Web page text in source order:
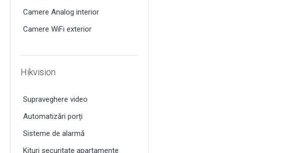
Camere Analog interior
Camere WiFi exterior
Hikvision
Supraveghere video
Automatizări porți
Sisteme de alarmă
Kituri securitate apartamente